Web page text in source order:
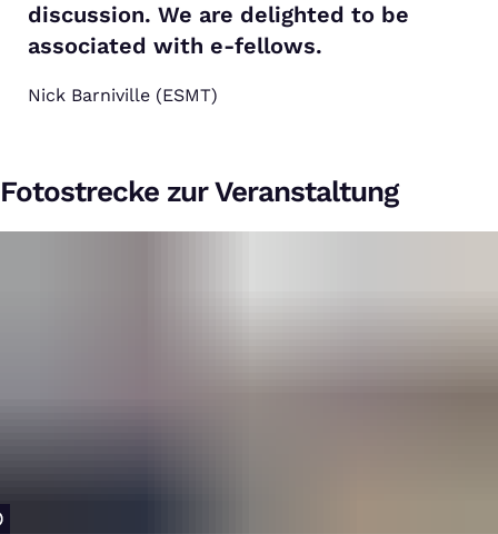
discussion. We are delighted to be
associated with e-fellows.
Nick Barniville (ESMT)
Fotostrecke zur Veranstaltung